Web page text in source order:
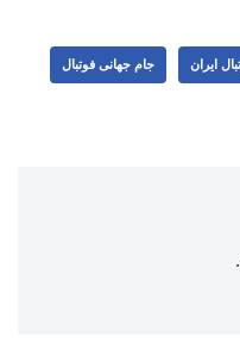
ایران جام جهانی فوتبال
.